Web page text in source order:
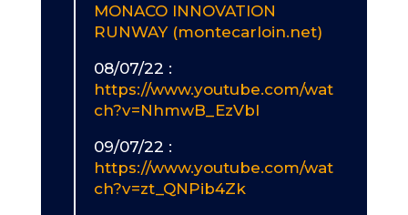
MONACO INNOVATION
RUNWAY (montecarloin.net)
08/07/22 :
https://www.youtube.com/wat
ch?v=NhmwB_EzVbI
09/07/22 :
https://www.youtube.com/wat
ch?v=zt_QNPib4Zk